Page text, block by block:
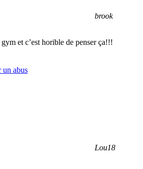
brook
et c’est horible de penser ça!!!
un abus
Lou18